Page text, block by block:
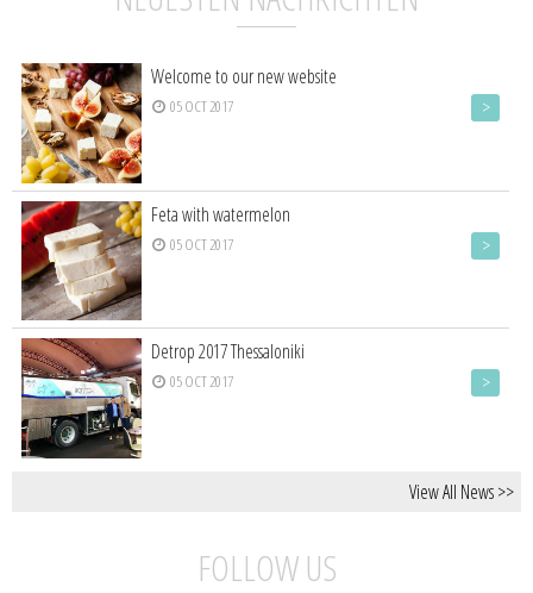
Welcome to our new website
05 OCT 2017 >
Feta with watermelon
05 OCT 2017 >
Detrop 2017 Thessaloniki
05 OCT 2017 >
View All News >>
FOLLOW US